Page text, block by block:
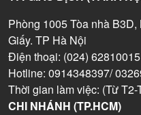
Phòng 1005 Tòa nhà
Giấy. TP Hà Nội
Điện thoại: (024)
Hotline: 0914348397/
Thời gian làm việc: (Từ T2-
CHI NHÁNH (TP.HCM)